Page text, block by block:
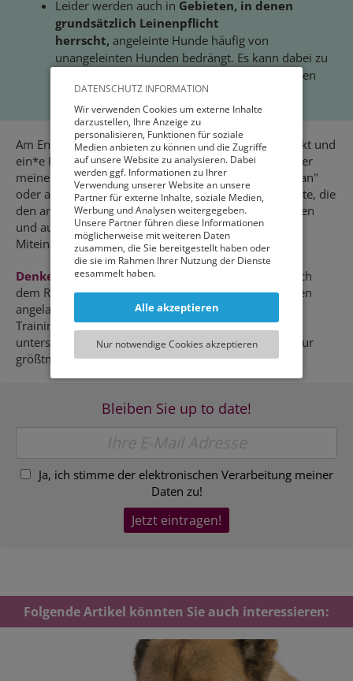
DATENSCHUTZ INFORMATION
Wir verwenden Cookies um externe Inhalte
darzustellen, Ihre Anzeige zu
personalisieren, Funktionen für soziale
Medien anbieten zu können und die Zugriffe
auf unsere Website zu analysieren. Dabei
werden ggf. Informationen zu Ihrer
Verwendung unserer Website an unsere
Partner für externe Inhalte, soziale Medien,
Werbung und Analysen weitergegeben.
Unsere Partner führen diese Informationen
möglicherweise mit weiteren Daten
zusammen, die Sie bereitgestellt haben oder
die sie im Rahmen Ihrer Nutzung der Dienste
gesammelt haben.
Sie können entweder allen externen Services
und damit Verbundenen Cookies zustimmen,
oder lediglich jenen die für die korrekte
notwendig sind. Beachten Sie, dass bei der
Wahl der zweiten Möglichkeit ggf. nicht alle
Alle akzeptieren
Nur notwendige Cookies akzeptieren
Leider werden auch in Gebieten, in denen
grundsätzlich Leinenpflicht
herrscht, angeleinte Hunde häufig von
unangeleinten Hunden bedrängt. Es kann dabei zu
Übergriffen auf alte oder kranke Hunde, Welpen
und auch läufige Hündinnen kommen.
Am Ende solch einer Situation steht immer ein Konflikt und
ein*e Hundehalter*in mit Rechtfertigungsbedarf. "Aber
meiner wollte doch nicht…", "Das hat er noch nie getan"
oder auch "Er wollte doch nur spielen" sind Argumente, die
den anderen Menschen und Hunden nicht weiterhelfen
und auch nicht für ein respektvolles und umsichtiges
Miteinander stehen.
Denken Sie daran: Es ist möglich, dass Ihr Hund nach
dem Rückrufsignal sofort, schnell und freudig zu Ihnen
angelaufen kommt – doch so ein Rückruf erfordert
Training. Tierschutzqualifizierte Hundetrainer*innen
unterstützen Sie und Ihren Vierbeiner auf dem Weg zur
größtmöglichen Freiheit.
Bleiben Sie up to date!
Ja, ich stimme der elektronischen Verarbeitung meiner
Daten zu!
Folgende Artikel könnten Sie auch interessieren: